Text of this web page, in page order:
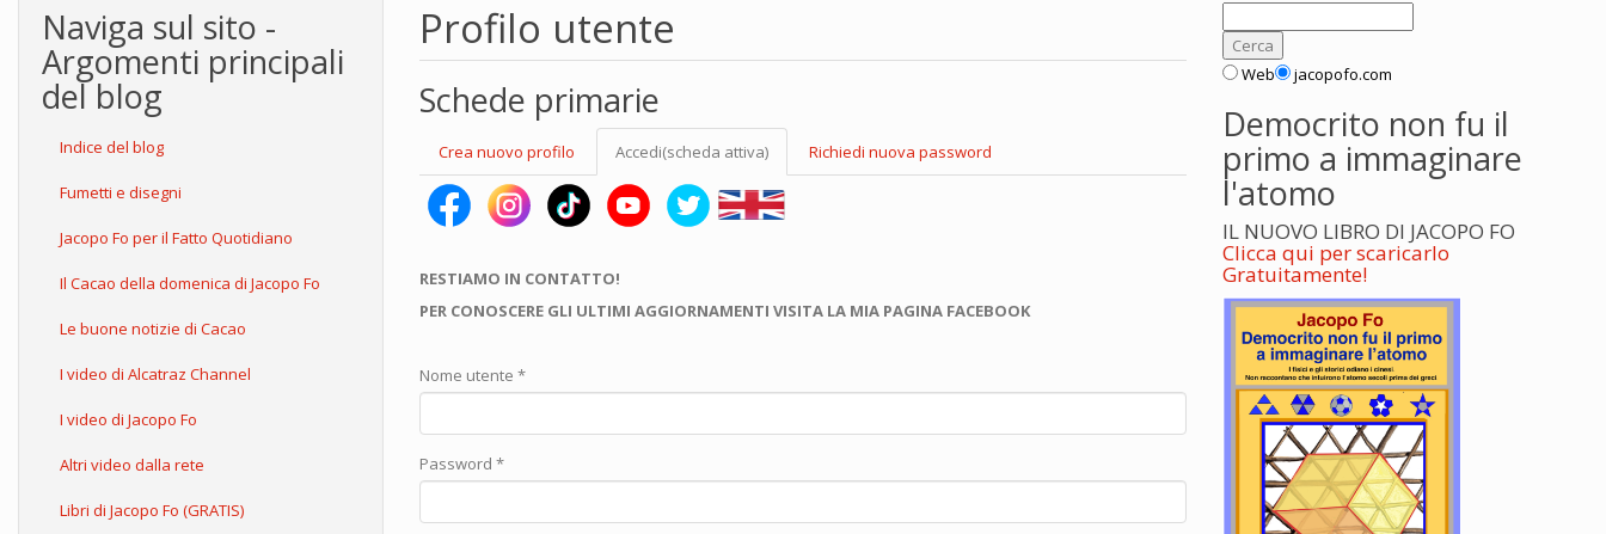
Naviga sul sito -
Argomenti principali
del blog
Indice del blog
Fumetti e disegni
Jacopo Fo per il Fatto Quotidiano
Il Cacao della domenica di Jacopo Fo
Le buone notizie di Cacao
I video di Alcatraz Channel
I video di Jacopo Fo
Altri video dalla rete
Libri di Jacopo Fo (GRATIS)
Profilo utente
Schede primarie
Crea nuovo profilo Accedi(scheda attiva) Richiedi nuova password
RESTIAMO IN CONTATTO!
PER CONOSCERE GLI ULTIMI AGGIORNAMENTI VISITA LA MIA PAGINA FACEBOOK
Nome utente *
Password *
Web jacopofo.com
Democrito non fu il
primo a immaginare
l'atomo
IL NUOVO LIBRO DI JACOPO FO
Clicca qui per scaricarlo
Gratuitamente!